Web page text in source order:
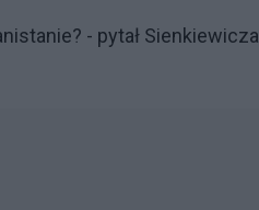
- pytał Sienkiewicza